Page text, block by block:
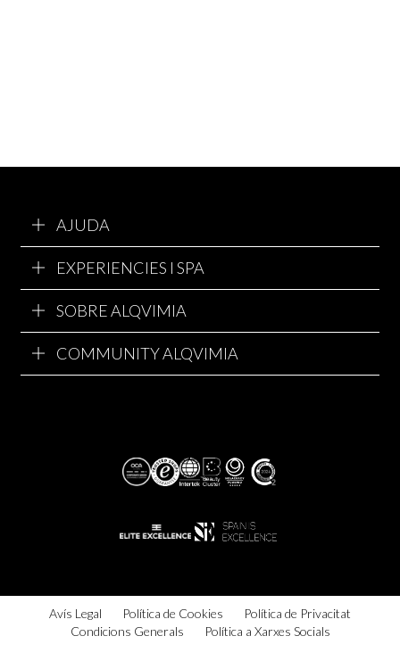
AJUDA
EXPERIENCIES I SPA
SOBRE ALQVIMIA
COMMUNITY ALQVIMIA
Avís Legal Política de Cookies
Política de Privacitat
Condicions Generals
Política a Xarxes Socials